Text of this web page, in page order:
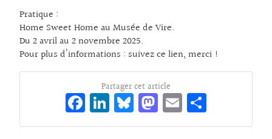
Pratique :
Home Sweet Home au Musée de Vire.
Du 2 avril au 2 novembre 2025.
Pour plus d’informations : suivez ce lien, merci !
Partager cet article
Fa
ce
Li
n
Bl
ue
M
as
E
m rt